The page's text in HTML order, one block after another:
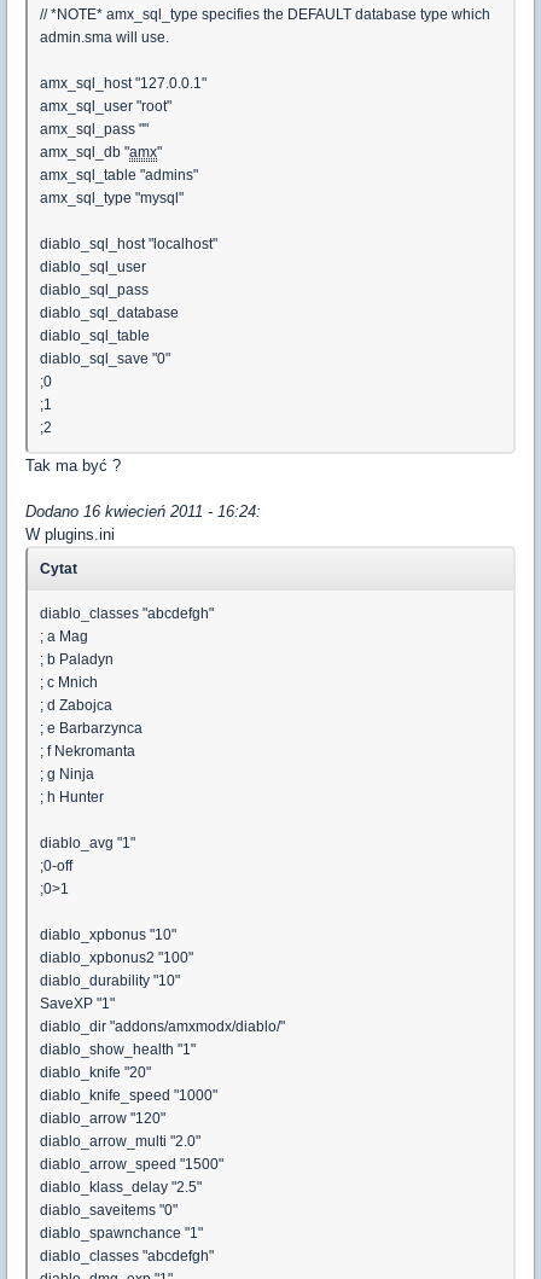
// *NOTE* amx_sql_type specifies the DEFAULT database type which
admin.sma will use.
amx_sql_host "127.0.0.1"
amx_sql_user "root"
amx_sql_pass ""
amx_sql_db "amx"
amx_sql_table "admins"
amx_sql_type "mysql"
diablo_sql_host "localhost"
diablo_sql_user
diablo_sql_pass
diablo_sql_database
diablo_sql_table
diablo_sql_save "0"
;0
;1
;2
Tak ma być ?
Dodano 16 kwiecień 2011 - 16:24:
W plugins.ini
Cytat
diablo_classes "abcdefgh"
; a Mag
; b Paladyn
; c Mnich
; d Zabojca
; e Barbarzynca
; f Nekromanta
; g Ninja
; h Hunter
diablo_avg "1"
;0-off
;0>1
diablo_xpbonus "10"
diablo_xpbonus2 "100"
diablo_durability "10"
SaveXP "1"
diablo_dir "addons/amxmodx/diablo/"
diablo_show_health "1"
diablo_knife "20"
diablo_knife_speed "1000"
diablo_arrow "120"
diablo_arrow_multi "2.0"
diablo_arrow_speed "1500"
diablo_klass_delay "2.5"
diablo_saveitems "0"
diablo_spawnchance "1"
diablo_classes "abcdefgh"